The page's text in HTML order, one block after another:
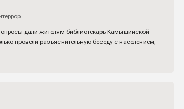
дали жителям библиотекарь Камышинской
провели разъяснительную беседу с населением,